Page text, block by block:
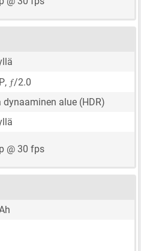
, ƒ/2.0
dynaaminen alue (HDR)
@ 30 fps